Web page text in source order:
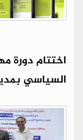
اختتام دورة
السياسي